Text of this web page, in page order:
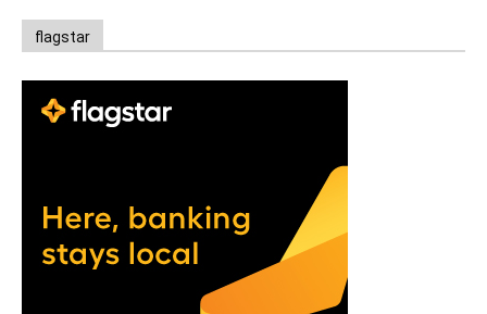
flagstar